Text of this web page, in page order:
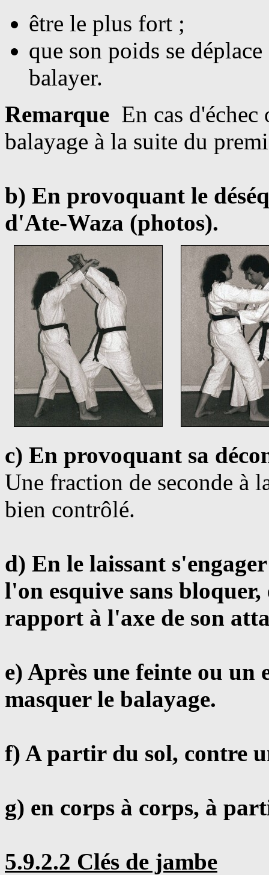
être le plus fort ;
que son poids se
balayer.
Remarque En cas
balayage à la suite du
b) En provoquant le
d'Ate-Waza (photos).
c) En provoquant sa
Une fraction de seconde à
bien contrôlé.
d) En le laissant
l'on esquive sans
rapport à l'axe de son
e) Après une feinte ou un
masquer le balayage.
f) A partir du sol, contre
g) en corps à corps, à
5.9.2.2 Clés de jambe